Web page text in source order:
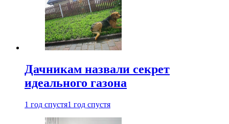
Дачникам назвали секрет
идеального газона
1 год спустя1 год спустя